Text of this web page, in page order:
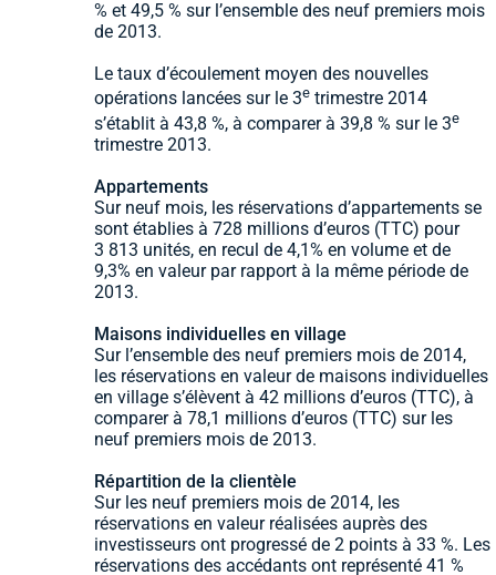
% et 49,5 % sur l’ensemble des neuf premiers mois
de 2013.
Le taux d’écoulement moyen des nouvelles
opérations lancées sur le 3e trimestre 2014
s’établit à 43,8 %, à comparer à 39,8 % sur le 3e
trimestre 2013.
Appartements
Sur neuf mois, les réservations d’appartements se
sont établies à 728 millions d’euros (TTC) pour
3 813 unités, en recul de 4,1% en volume et de
9,3% en valeur par rapport à la même période de
2013.
Maisons individuelles en village
Sur l’ensemble des neuf premiers mois de 2014,
les réservations en valeur de maisons individuelles
en village s’élèvent à 42 millions d’euros (TTC), à
comparer à 78,1 millions d’euros (TTC) sur les
neuf premiers mois de 2013.
Répartition de la clientèle
Sur les neuf premiers mois de 2014, les
réservations en valeur réalisées auprès des
investisseurs ont progressé de 2 points à 33 %. Les
réservations des accédants ont représenté 41 %